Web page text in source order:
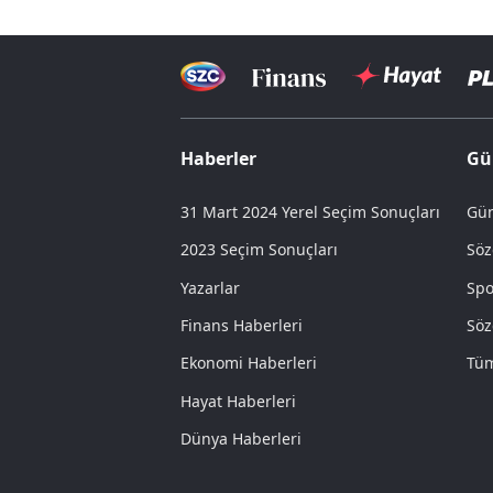
Haberler
31 Mart 2024 Yerel Seçim Sonuçları
2023 Seçim Sonuçları
Yazarlar
Finans Haberleri
Ekonomi Haberleri
Hayat Haberleri
Dünya Haberleri